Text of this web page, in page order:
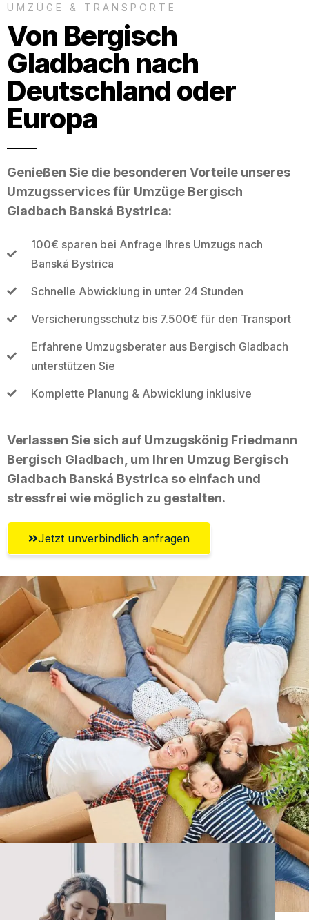
UMZÜGE & TRANSPORTE
Von Bergisch
Gladbach nach
Deutschland oder
Europa
Genießen Sie die besonderen Vorteile unseres
Umzugsservices für Umzüge Bergisch
Gladbach Banská Bystrica:
100€ sparen bei Anfrage Ihres Umzugs nach
Banská Bystrica
Schnelle Abwicklung in unter 24 Stunden
Versicherungsschutz bis 7.500€ für den Transport
Erfahrene Umzugsberater aus Bergisch Gladbach
unterstützen Sie
Komplette Planung & Abwicklung inklusive
Verlassen Sie sich auf Umzugskönig Friedmann
Bergisch Gladbach, um Ihren Umzug Bergisch
Gladbach Banská Bystrica so einfach und
stressfrei wie möglich zu gestalten.
Jetzt unverbindlich anfragen